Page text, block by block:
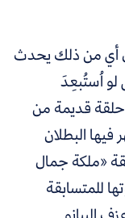
أي من ذلك يحدث
اُستُبعِدَ
قديمة من
البطلان
«ملكة جمال
للمتسابقة